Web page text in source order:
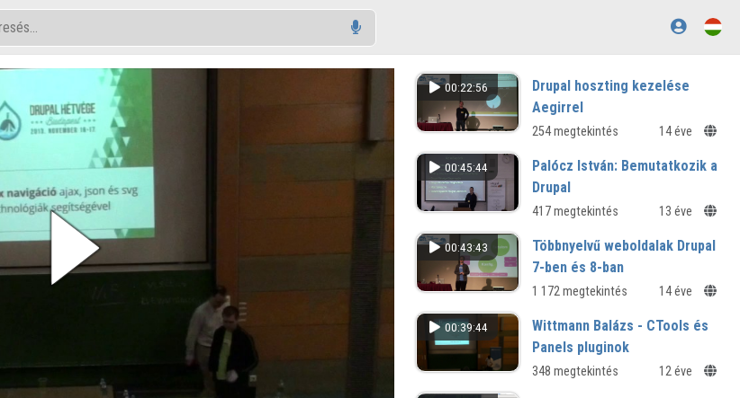
00:22:56
Drupal hoszting kezelése
Aegirrel
254 megtekintés 14 éve
00:45:44
Palócz István: Bemutatkozik a
Drupal
417 megtekintés 13 éve
00:43:43
Többnyelvű weboldalak Drupal
7-ben és 8-ban
1 172 megtekintés 14 éve
00:39:44
Wittmann Balázs - CTools és
Panels pluginok
348 megtekintés 12 éve